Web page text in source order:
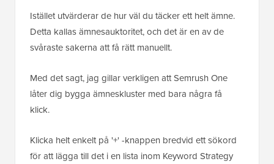
Istället utvärderar de hur väl du täcker ett helt ämne.
Detta kallas ämnesauktoritet, och det är en av de
svåraste sakerna att få rätt manuellt.
Med det sagt, jag gillar verkligen att Semrush One
låter dig bygga ämneskluster med bara några få
klick.
Klicka helt enkelt på '+' -knappen bredvid ett sökord
för att lägga till det i en lista inom Keyword Strategy